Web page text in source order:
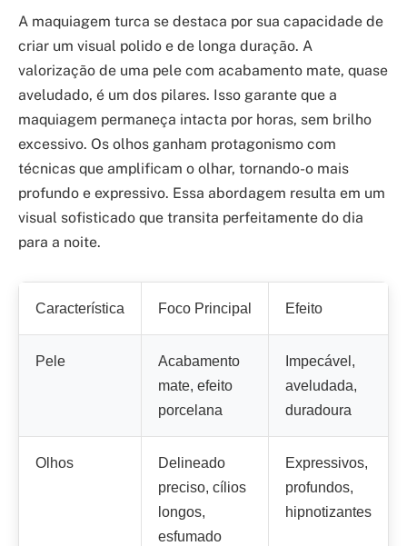
A maquiagem turca se destaca por sua capacidade de
criar um visual polido e de longa duração. A
valorização de uma pele com acabamento mate, quase
aveludado, é um dos pilares. Isso garante que a
maquiagem permaneça intacta por horas, sem brilho
excessivo. Os olhos ganham protagonismo com
técnicas que amplificam o olhar, tornando-o mais
profundo e expressivo. Essa abordagem resulta em um
visual sofisticado que transita perfeitamente do dia
para a noite.
Característica Foco Principal Efeito
Pele
Acabamento
mate, efeito
porcelana
Impecável,
aveludada,
duradoura
Olhos
Delineado
preciso, cílios
longos,
esfumado
Expressivos,
profundos,
hipnotizantes